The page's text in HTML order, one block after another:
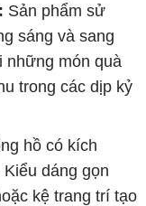
Sản phẩm sử
sáng và sang
những món quà
trong các dịp kỷ
hồ có kích
dáng gọn
kệ trang trí tạo